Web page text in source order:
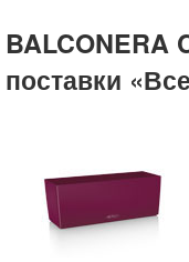
BALCONERA
поставки